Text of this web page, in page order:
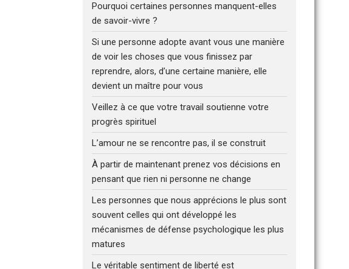
Pourquoi certaines personnes manquent-elles
de savoir-vivre ?
Si une personne adopte avant vous une manière
de voir les choses que vous finissez par
reprendre, alors, d’une certaine manière, elle
devient un maître pour vous
Veillez à ce que votre travail soutienne votre
progrès spirituel
L’amour ne se rencontre pas, il se construit
À partir de maintenant prenez vos décisions en
pensant que rien ni personne ne change
Les personnes que nous apprécions le plus sont
souvent celles qui ont développé les
mécanismes de défense psychologique les plus
matures
Le véritable sentiment de liberté est